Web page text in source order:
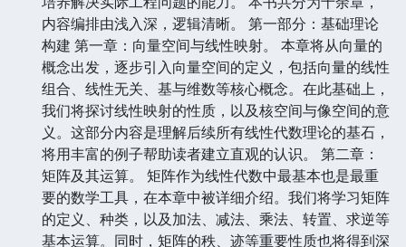
内容编排由浅入深，逻辑清晰。 第一部分：基础理论
构建 第一章：向量空间与线性映射。 本章将从向量的
概念出发，逐步引入向量空间的定义，包括向量的线性
组合、线性无关、基与维数等核心概念。在此基础上，
我们将探讨线性映射的性质，以及核空间与像空间的意
义。这部分内容是理解后续所有线性代数理论的基石，
将用丰富的例子帮助读者建立直观的认识。 第二章：
矩阵及其运算。 矩阵作为线性代数中最基本也是最重
要的数学工具，在本章中被详细介绍。我们将学习矩阵
的定义、种类，以及加法、减法、乘法、转置、求逆等
基本运算。同时，矩阵的秩、迹等重要性质也将得到深